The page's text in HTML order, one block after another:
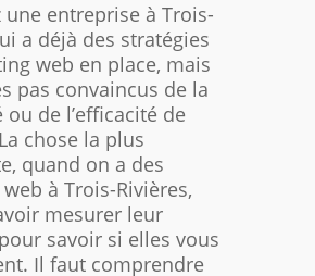
une entreprise à Trois-
a déjà des stratégies
web en place, mais
pas convaincus de la
de l’efficacité de
chose la plus
quand on a des
à Trois-Rivières,
mesurer leur
savoir si elles vous
Il faut comprendre